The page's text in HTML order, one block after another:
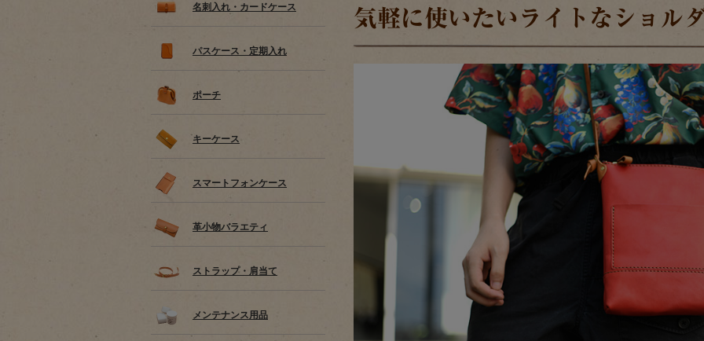
名刺入れ・カードケース
パスケース・定期入れ
ポーチ
キーケース
スマートフォンケース
革小物バラエティ
ストラップ・肩当て
メンテナンス用品
気軽に使いたいライトなショル